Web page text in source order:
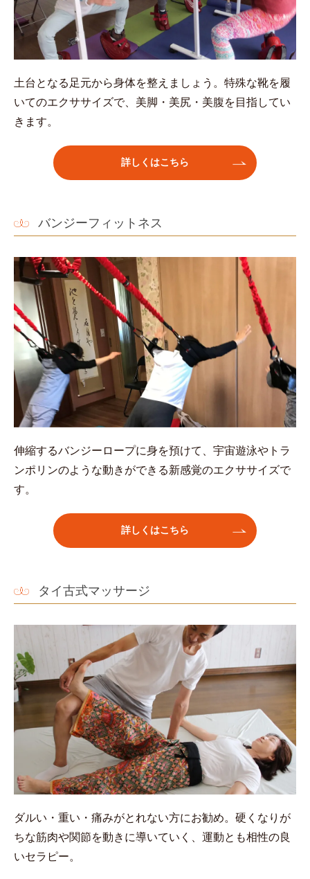
土台となる足元から身体を整えましょう。特殊な靴を履
いてのエクササイズで、美脚・美尻・美腹を目指してい
きます。
詳しくはこちら
バンジーフィットネス
伸縮するバンジーロープに身を預けて、宇宙遊泳やトラ
ンポリンのような動きができる新感覚のエクササイズで
す。
詳しくはこちら
タイ古式マッサージ
ダルい・重い・痛みがとれない方にお勧め。硬くなりが
ちな筋肉や関節を動きに導いていく、運動とも相性の良
いセラピー。